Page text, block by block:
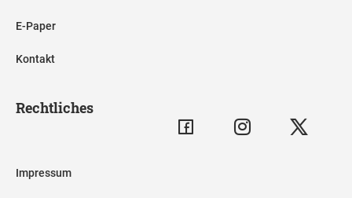
E-Paper
Kontakt
Rechtliches
Impressum